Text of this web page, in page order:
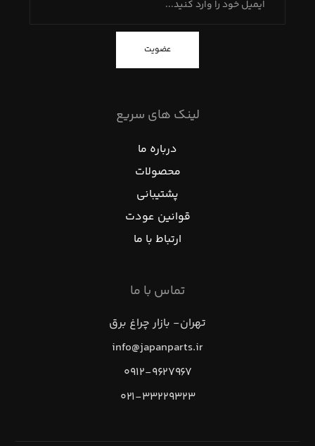
عضویت
لینک های سریع
درباره ما
محصولات
پشتیبانی
قوانین عودت
ارتباط با ما
تماس با ما
تهران- بازار چراغ برق
info@japanparts.ir
۰۹۱۲-۹۶۲۷۹۶۷
۰۲۱-۳۳۲۲۹۳۲۳